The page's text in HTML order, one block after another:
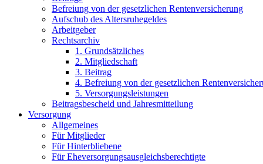
Befreiung von der gesetzlichen Rentenversicherung
Aufschub des Altersruhegeldes
Arbeitgeber
Rechtsarchiv
1. Grundsätzliches
2. Mitgliedschaft
3. Beitrag
4. Befreiung von der gesetzlichen
5. Versorgungsleistungen
Beitragsbescheid und Jahresmitteilung
Versorgung
Allgemeines
Für Mitglieder
Für Hinterbliebene
Für Eheversorgungsausgleichsberechtigte